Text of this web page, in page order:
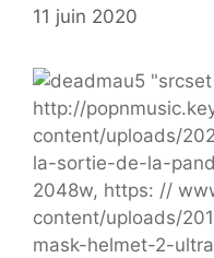
11 juin 2020